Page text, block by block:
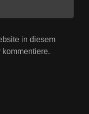
in diesem